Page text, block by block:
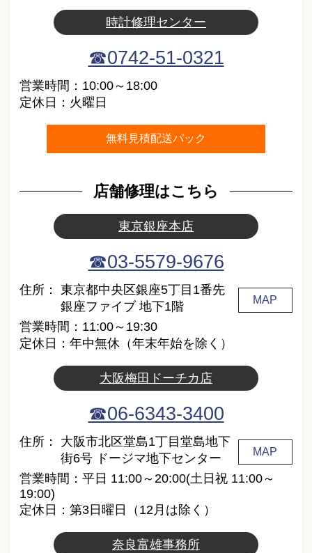
時計修理センター
☎0742-51-0321
営業時間：10:00～18:00
定休日：火曜日
無料見積配送パック
店舗修理はこちら
東京銀座本店
☎03-5579-9676
住所：
東京都中央区銀座5丁目1番先
銀座ファイブ 地下1階
MAP
営業時間：11:00～19:30
定休日：年中無休（年末年始を除く）
大阪梅田ドーチカ店
☎06-6343-3400
住所：
大阪市北区堂島1丁目堂島地下
街6号 ドージマ地下センター
MAP
営業時間：平日 11:00～20:00(土日祝 11:00～
19:00)
定休日：第3日曜日（12月は除く）
奈良富雄事務所